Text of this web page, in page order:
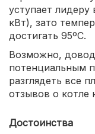
уступает
кВт), зато
достигать 95ºС.
Возможно,
потенциальным
разглядеть все
отзывов о котле
Достоинства